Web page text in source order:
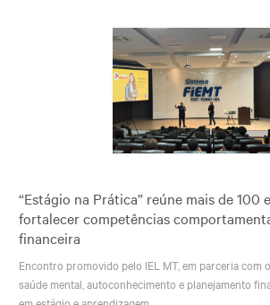
“Estágio na Prática” reúne mais de 100
fortalecer competências
financeira
Encontro promovido pelo IEL MT, em parceria com
saúde mental, autoconhecimento e planejamento